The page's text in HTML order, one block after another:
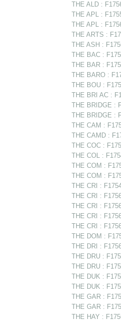
THE ALD :
THE APL :
THE APL :
THE ARTS :
THE ASH :
THE BAC :
THE BAR :
THE BARO :
THE BOU :
THE BRI AC :
THE BRIDGE :
THE BRIDGE :
THE CAM :
THE CAMD :
THE COC :
THE COL :
THE COM :
THE COM :
THE CRI :
THE CRI :
THE CRI :
THE CRI :
THE CRI :
THE DOM :
THE DRI :
THE DRU :
THE DRU :
THE DUK :
THE DUK :
THE GAR :
THE GAR :
THE HAY :